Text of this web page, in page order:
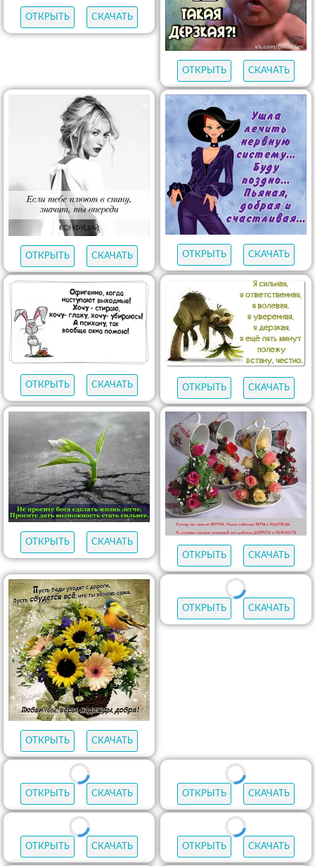
ОТКРЫТЬ СКАЧАТЬ
ОТКРЫТЬ СКАЧАТЬ
ОТКРЫТЬ СКАЧАТЬ ОТКРЫТЬ СКАЧАТЬ
ОТКРЫТЬ СКАЧАТЬ ОТКРЫТЬ СКАЧАТЬ
ОТКРЫТЬ
СКАЧАТЬ
ОТКРЫТЬ
СКАЧАТЬ
ОТКРЫТЬ СКАЧАТЬ